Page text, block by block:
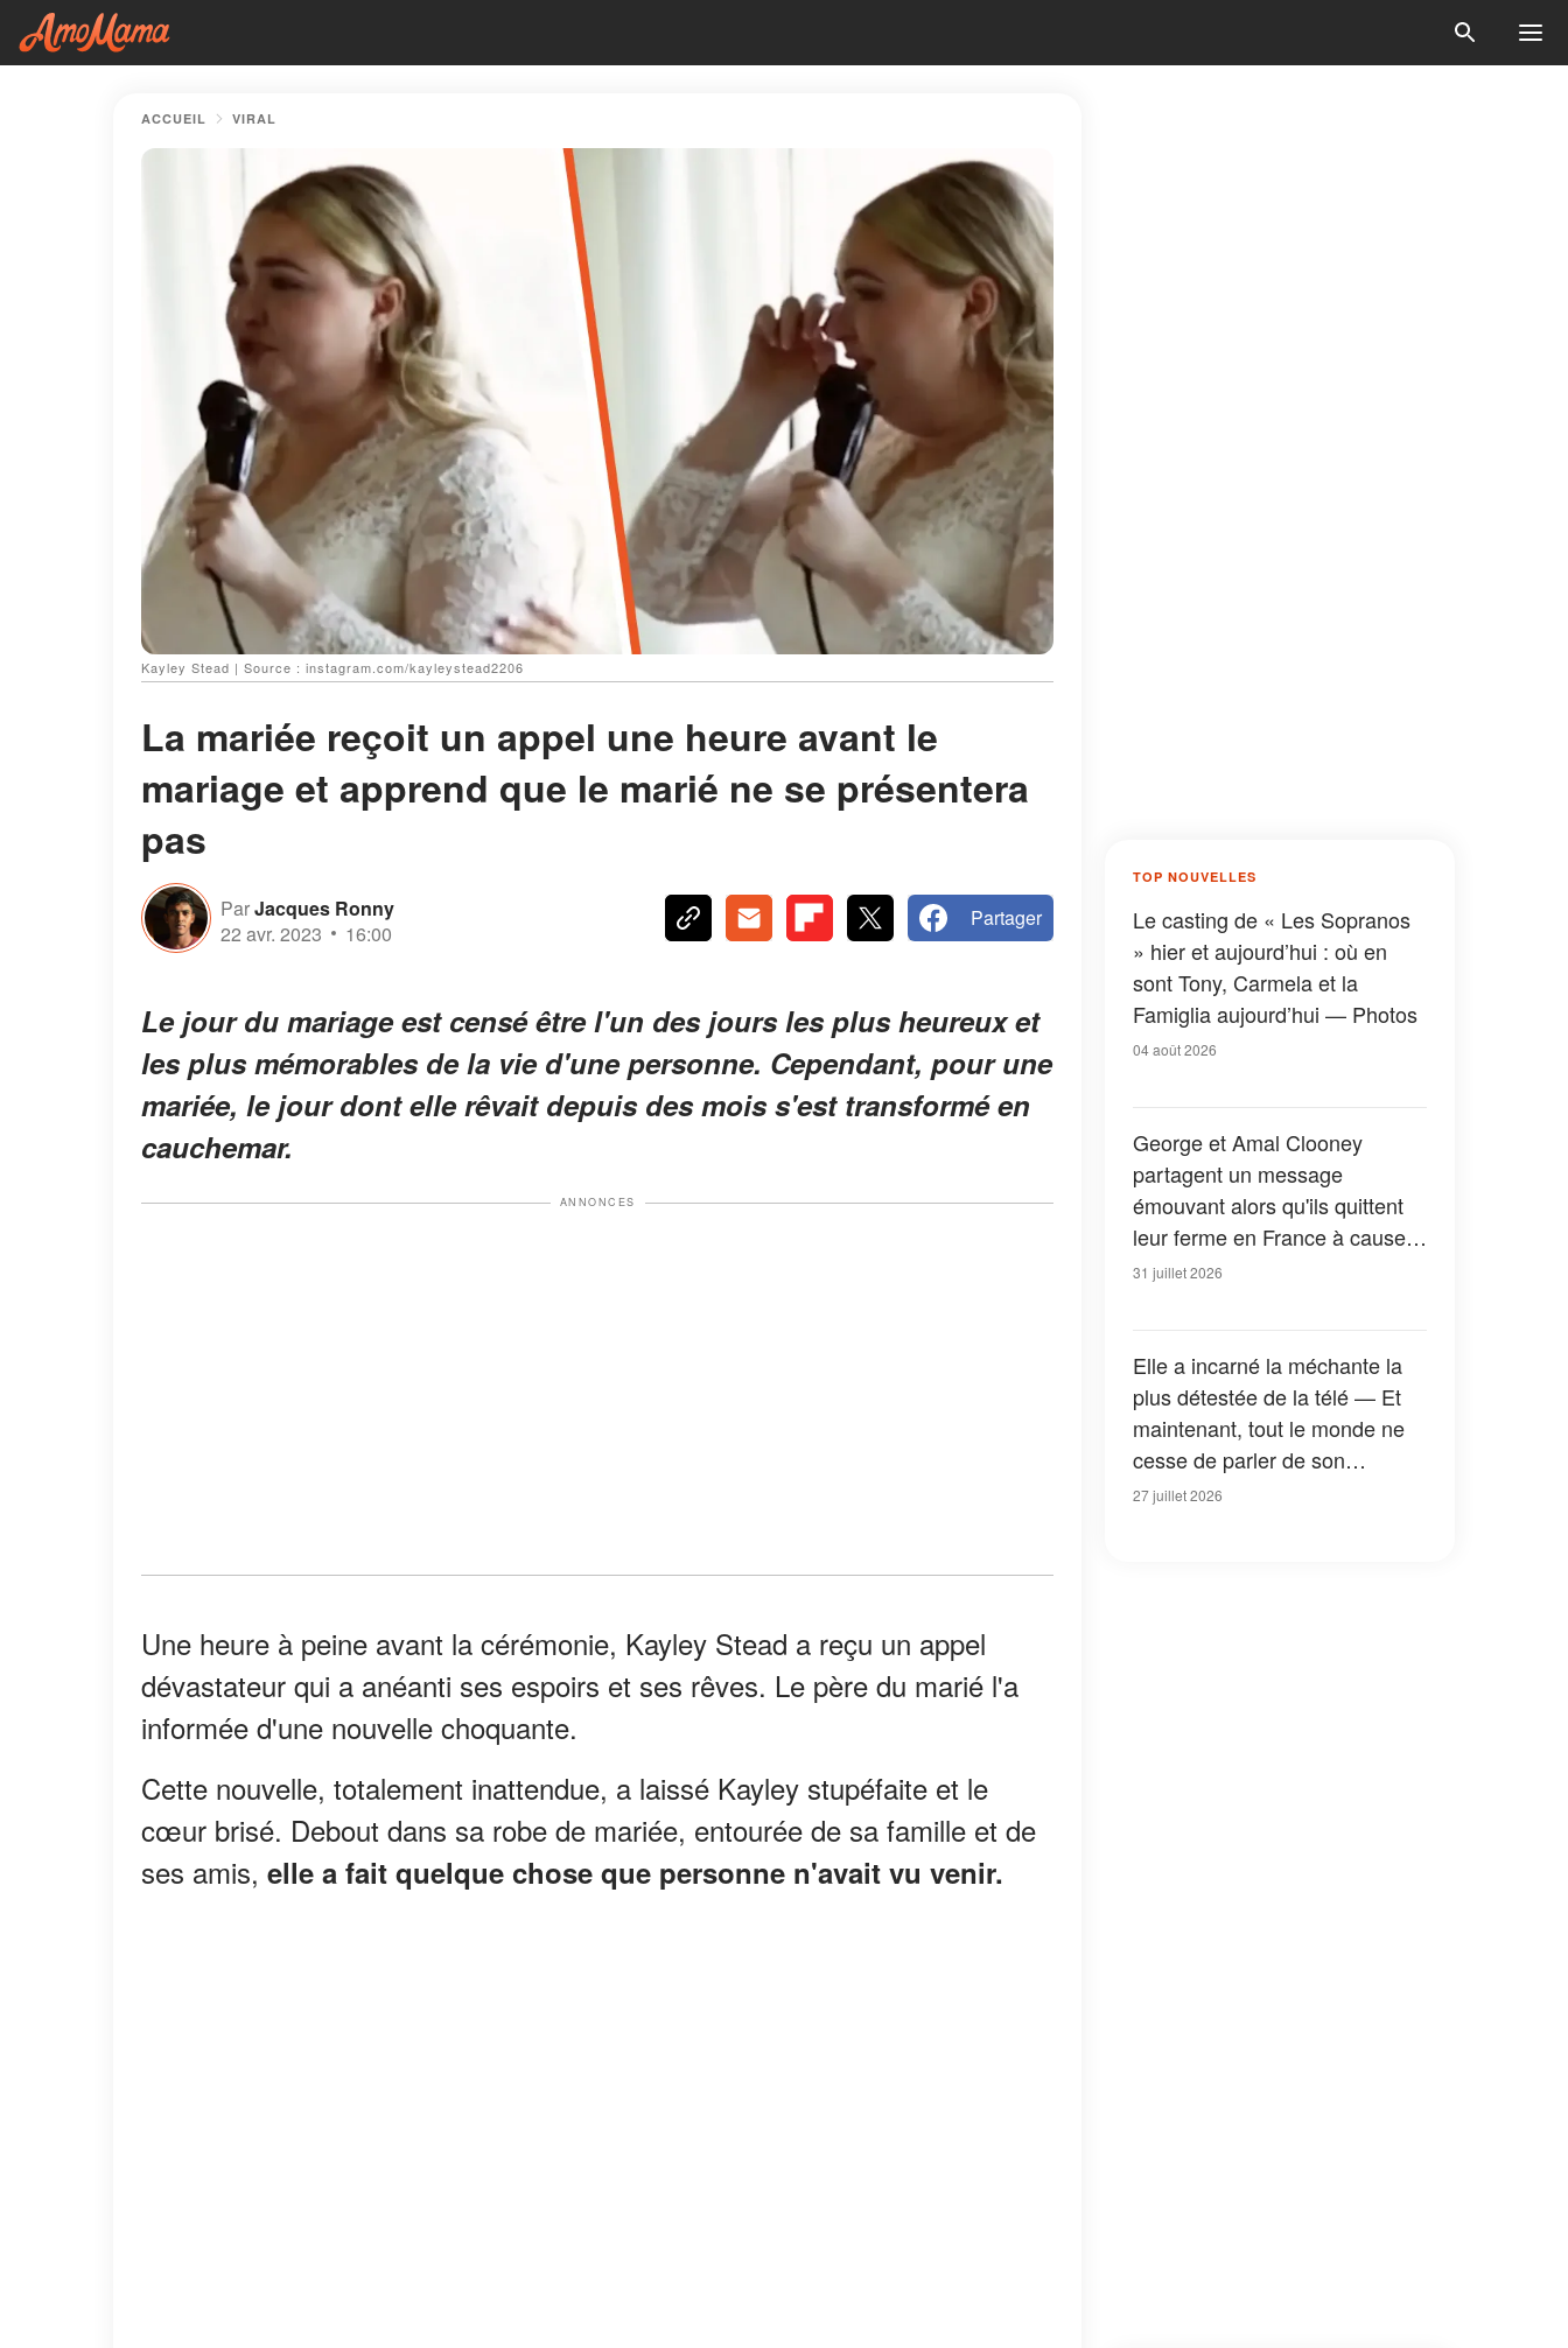
ACCUEIL VIRAL
Kayley Stead | Source : instagram.com/kayleystead2206
La mariée reçoit un appel une heure avant le
mariage et apprend que le marié ne se présentera
pas
ParJacques Ronny
22 avr. 2023
16:00
Partager
Le jour du mariage est censé être l'un des jours les plus heureux et
les plus mémorables de la vie d'une personne. Cependant, pour une
mariée, le jour dont elle rêvait depuis des mois s'est transformé en
cauchemar.
ANNONCES
Une heure à peine avant la cérémonie, Kayley Stead a reçu un appel
dévastateur qui a anéanti ses espoirs et ses rêves. Le père du marié l'a
informée d'une nouvelle choquante.
Cette nouvelle, totalement inattendue, a laissé Kayley stupéfaite et le
cœur brisé. Debout dans sa robe de mariée, entourée de sa famille et de
ses amis, elle a fait quelque chose que personne n'avait vu venir.
TOP NOUVELLES
Le casting de « Les Sopranos
» hier et aujourd’hui : où en
sont Tony, Carmela et la
Famiglia aujourd’hui — Photos
04 août 2026
George et Amal Clooney
partagent un message
émouvant alors qu'ils quittent
leur ferme en France à cause
des feux de forêt — Tous les
31 juillet 2026
Elle a incarné la méchante la
plus détestée de la télé — Et
maintenant, tout le monde ne
cesse de parler de son
apparition dans la nouvelle
27 juillet 2026